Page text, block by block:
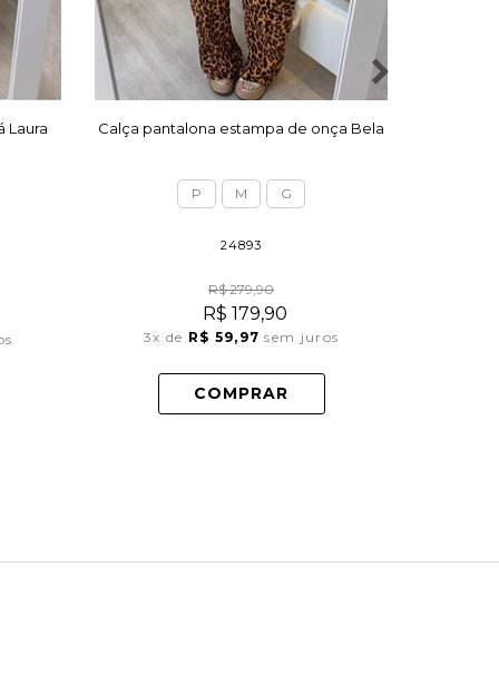
Laura Calça pantalona estampa de onça Bela
P M G
24893
R$ 279,90
R$ 179,90
3x de R$ 59,97 sem juros
COMPRAR